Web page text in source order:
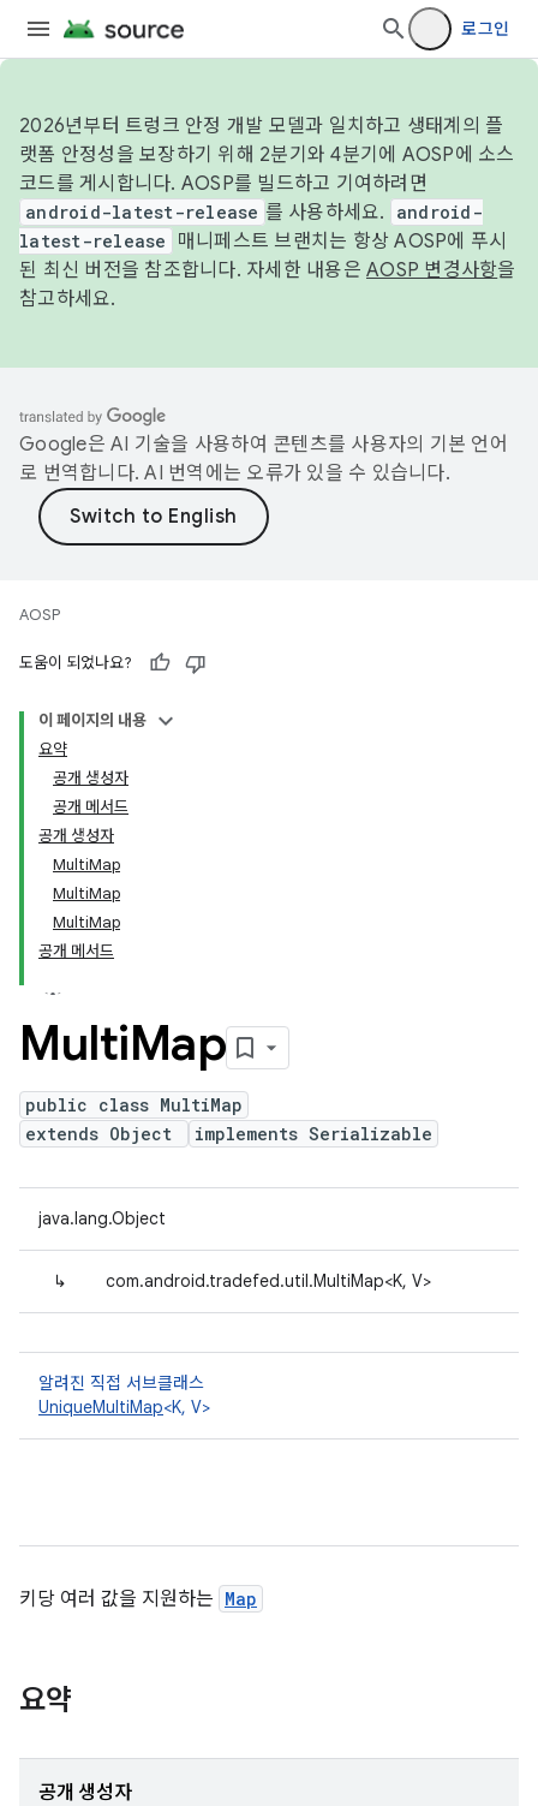
로그인
2026년부터 트렁크 안정 개발 모델과 일치하고 생태계의 플
랫폼 안정성을 보장하기 위해 2분기와 4분기에 AOSP에 소스
코드를 게시합니다. AOSP를 빌드하고 기여하려면
android-latest-release 를 사용하세요.
android-
latest-release
매니페스트 브랜치는 항상 AOSP에 푸시
된 최신 버전을 참조합니다. 자세한 내용은 AOSP 변경사항을
참고하세요.
Google은 AI 기술을 사용하여 콘텐츠를 사용자의 기본 언어
로 번역합니다. AI 번역에는 오류가 있을 수 있습니다.
AOSP
도움이 되었나요?
이 페이지의 내용
요약
공개 생성자
공개 메서드
공개 생성자
MultiMap
MultiMap
MultiMap
공개 메서드
MultiMap
public class MultiMap
extends Object
implements Serializable
java.lang.Object
↳ com.android.tradefed.util.MultiMap<K, V>
알려진 직접 서브클래스
UniqueMultiMap<K, V>
키당 여러 값을 지원하는 Map
요약
공개 생성자